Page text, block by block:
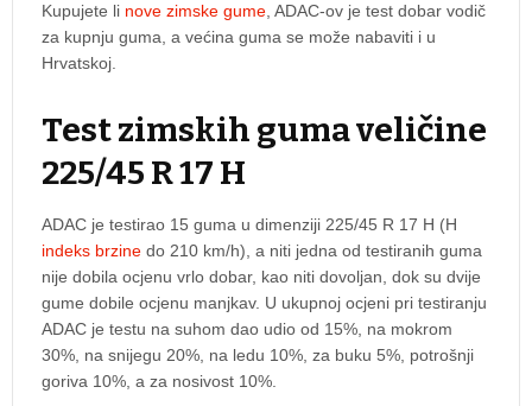
Kupujete li nove zimske gume , ADAC-ov je test dobar vodič
za kupnju guma, a većina guma se može nabaviti i u
Hrvatskoj.
Test zimskih guma veličine
225/45 R 17 H
ADAC je testirao 15 guma u dimenziji 225/45 R 17 H (H
indeks brzine do 210 km/h), a niti jedna od testiranih guma
nije dobila ocjenu vrlo dobar, kao niti dovoljan, dok su dvije
gume dobile ocjenu manjkav. U ukupnoj ocjeni pri testiranju
ADAC je testu na suhom dao udio od 15%, na mokrom
30%, na snijegu 20%, na ledu 10%, za buku 5%, potrošnji
goriva 10%, a za nosivost 10%.